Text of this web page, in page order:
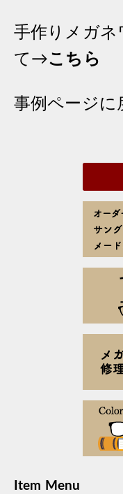
手作りメガネ
て→こちら
事例ページ
Item Menu